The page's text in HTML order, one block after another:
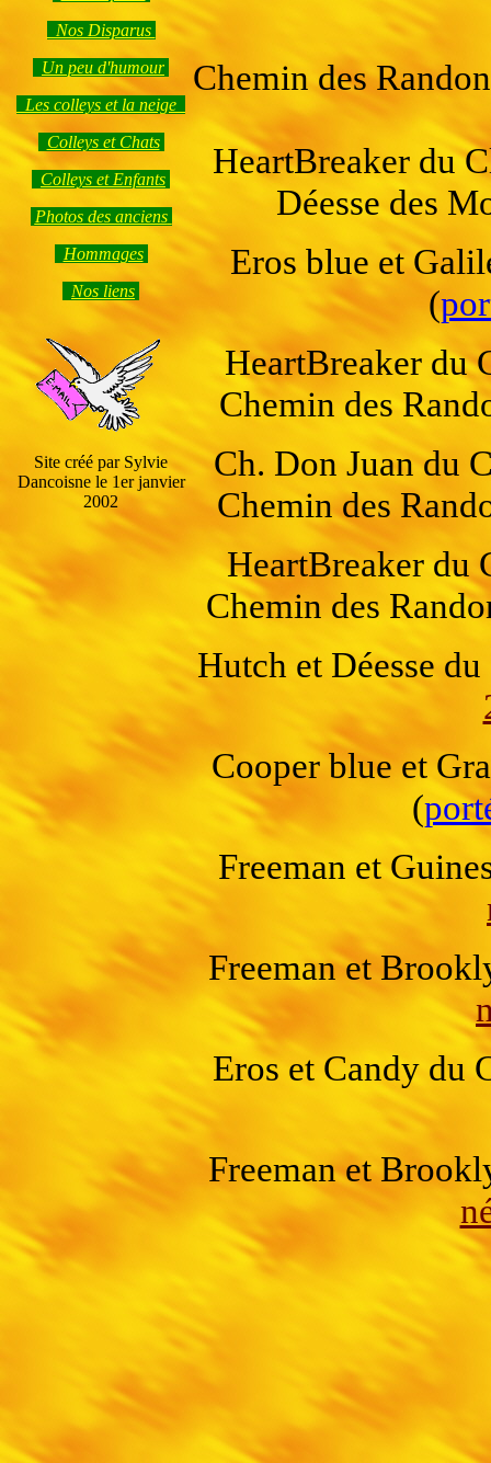
Nos Disparus
Un peu d'humour
Les colleys et la neige
Colleys et Chats
Colleys et Enfants
Photos des anciens
Hommages
Nos liens
Site créé par Sylvie
Dancoisne le 1er janvier
2002
Eros
Chemin des
HeartBreaker du
Déesse des
Eros blue et
(
HeartBreaker du
Chemin des
Ch. Don Juan du
Chemin des
HeartBreaker du
Chemin des
Hutch et Déesse
Cooper blue et
(
Freeman et
Freeman et
Eros et Candy du
Freeman et